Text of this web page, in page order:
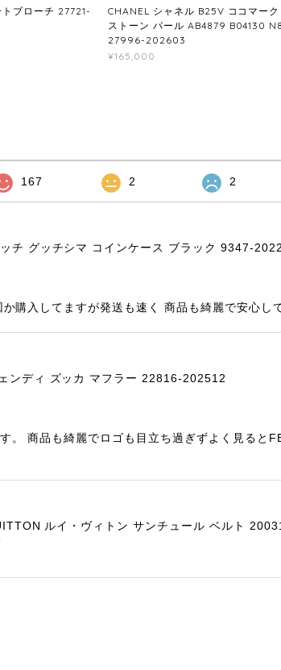
ブローチ 27721-
CHANEL シャネル B25V ココマー
ストーン パール AB4879 B04130
27996-202603
¥165,000
167 2 2
チ グッチシマ コインケース ブラック 9347-
購入してますが発送も速く 商品も綺麗で安心し
ンディ ズッカ マフラー 22816-202512
。 商品も綺麗でロゴも目立ち過ぎずよく見ると
ルイ・ヴィトン サンチュール ベルト